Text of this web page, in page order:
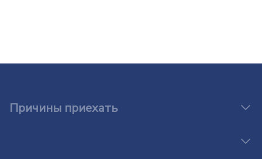
Причины приехать